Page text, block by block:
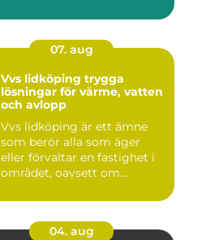
07. aug
Vvs lidköping trygga
lösningar för värme, vatten
och avlopp
Vvs lidköping är ett ämne
som berör alla som äger
eller förvaltar en fastighet i
området, oavsett om...
04. aug